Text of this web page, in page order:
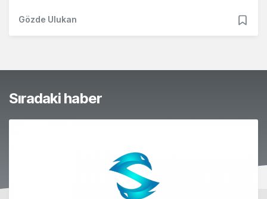
Gözde Ulukan
Sıradaki haber